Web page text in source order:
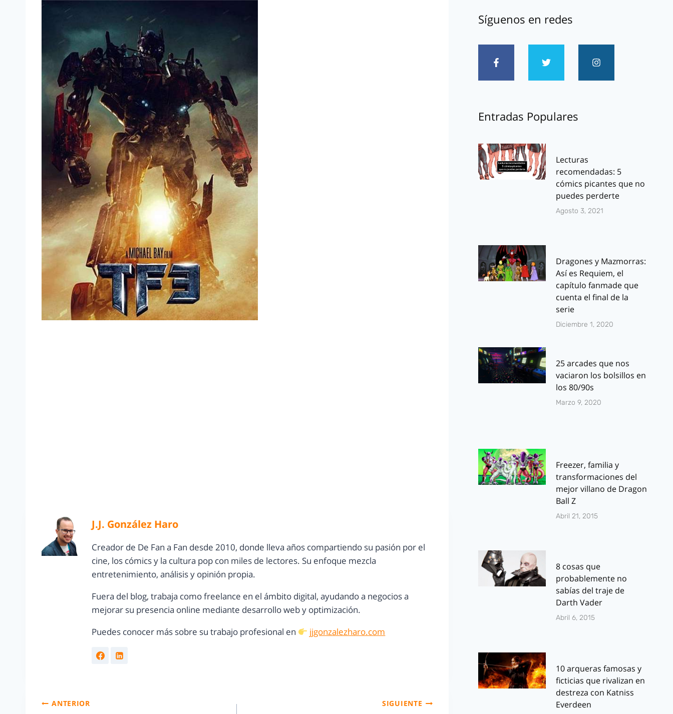
J.J. González Haro
Creador de De Fan a Fan desde 2010, donde lleva años compartiendo su pasión por el
cine, los cómics y la cultura pop con miles de lectores. Su enfoque mezcla
entretenimiento, análisis y opinión propia.
Fuera del blog, trabaja como freelance en el ámbito digital, ayudando a negocios a
mejorar su presencia online mediante desarrollo web y optimización.
Puedes conocer más sobre su trabajo profesional en
jjgonzalezharo.com
ANTERIOR SIGUIENTE
Síguenos en redes
Entradas Populares
Lecturas
recomendadas: 5
cómics picantes que no
puedes perderte
Agosto 3, 2021
Dragones y Mazmorras:
Así es Requiem, el
capítulo fanmade que
cuenta el final de la
serie
Diciembre 1, 2020
25 arcades que nos
vaciaron los bolsillos en
los 80/90s
Marzo 9, 2020
Freezer, familia y
transformaciones del
mejor villano de Dragon
Ball Z
Abril 21, 2015
8 cosas que
probablemente no
sabías del traje de
Darth Vader
Abril 6, 2015
10 arqueras famosas y
ficticias que rivalizan en
destreza con Katniss
Everdeen